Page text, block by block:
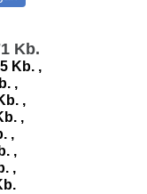
Kb.
Kb. ,
,
,
,
,
,
,